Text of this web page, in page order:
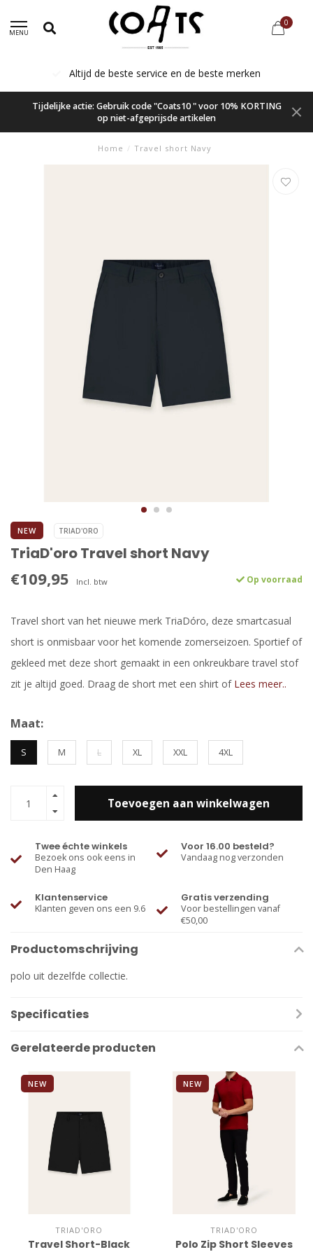
MENU
0
Altijd de beste service en de beste merken
Tijdelijke actie: Gebruik code "Coats10 " voor 10% KORTING
op niet-afgeprijsde artikelen
Home / Travel short Navy
NEW TRIAD'ORO
TriaD'oro Travel short Navy
€109,95 Incl. btw Op voorraad
Travel short van het nieuwe merk TriaDóro, deze smartcasual
short is onmisbaar voor het komende zomerseizoen. Sportief of
gekleed met deze short gemaakt in een onkreukbare travel stof
zit je altijd goed. Draag de short met een shirt of Lees meer..
Maat:
S M L XL XXL 4XL
Toevoegen aan winkelwagen
Twee échte winkels
Bezoek ons ook eens in
Den Haag
Voor 16.00 besteld?
Vandaag nog verzonden
Klantenservice
Klanten geven ons een 9.6
Gratis verzending
Voor bestellingen vanaf
€50,00
Productomschrijving
polo uit dezelfde collectie.
Specificaties
Gerelateerde producten
NEW
TRIAD'ORO
Travel Short-Black
NEW
TRIAD'ORO
Polo Zip Short Sleeves